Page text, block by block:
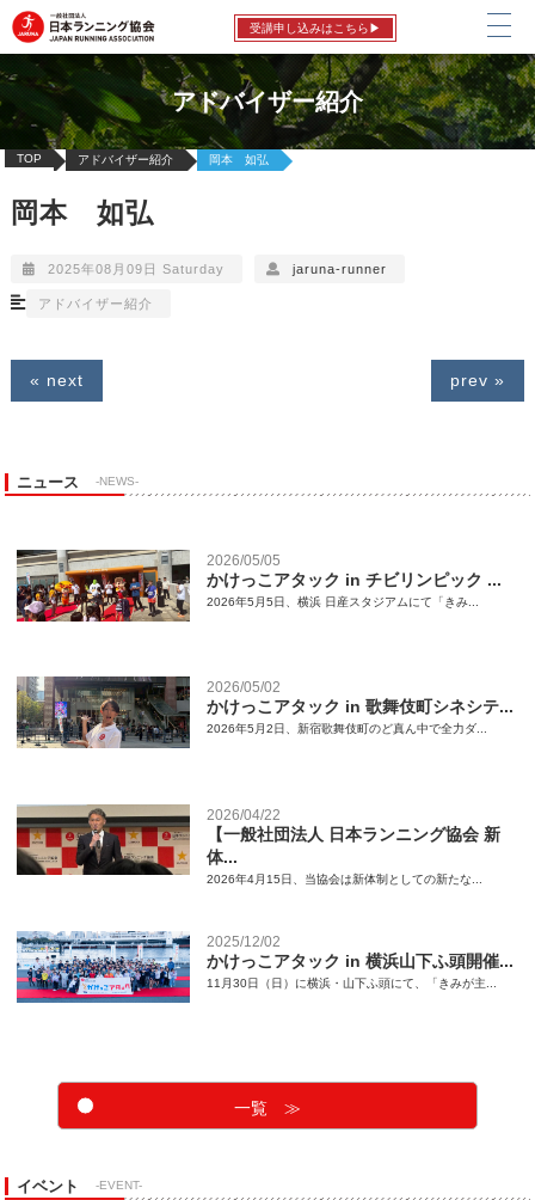
受講申し込みはこちら▶
アドバイザー紹介
TOP アドバイザー紹介 岡本 如弘
岡本 如弘
2025年08月09日 Saturday jaruna-runner
アドバイザー紹介
« next prev »
ニュース -NEWS-
2026/05/05
かけっこアタック in チビリンピック ...
2026年5月5日、横浜 日産スタジアムにて「きみ...
2026/05/02
かけっこアタック in 歌舞伎町シネシテ...
2026年5月2日、新宿歌舞伎町のど真ん中で全力ダ...
2026/04/22
【一般社団法人 日本ランニング協会 新
体...
2026年4月15日、当協会は新体制としての新たな...
2025/12/02
かけっこアタック in 横浜山下ふ頭開催...
11月30日（日）に横浜・山下ふ頭にて、「きみが主...
一覧 ≫
イベント -EVENT-